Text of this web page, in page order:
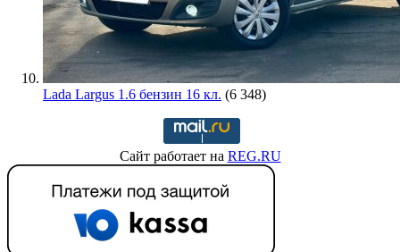
Lada Largus 1.6 бензин 16 кл. (6 348)
Сайт работает на REG.RU